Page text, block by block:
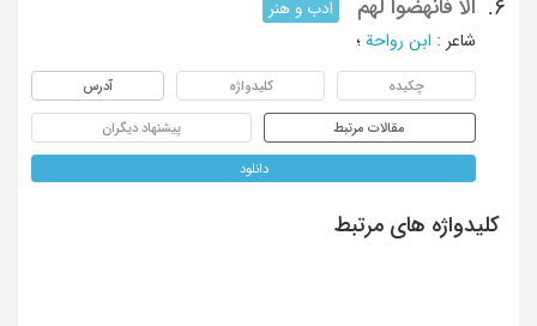
6. الا فانهضوا لهم
ادب و هنر
شاعر : ابن رواحة ؛
چکیده کلیدواژه آدرس
مقالات مرتبط پیشنهاد دیگران
دانلود
کلیدواژه های مرتبط